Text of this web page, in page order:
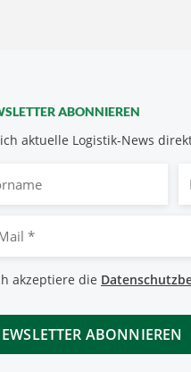
ABONNIEREN
aktuelle Logistik-News
akzeptiere die